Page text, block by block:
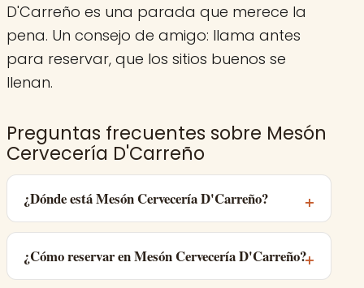
D'Carreño es una parada que merece la
pena. Un consejo de amigo: llama antes
para reservar, que los sitios buenos se
llenan.
Preguntas frecuentes sobre Mesón
Cervecería D'Carreño
¿Dónde está Mesón Cervecería D'Carreño?
¿Cómo reservar en Mesón Cervecería D'Carreño?